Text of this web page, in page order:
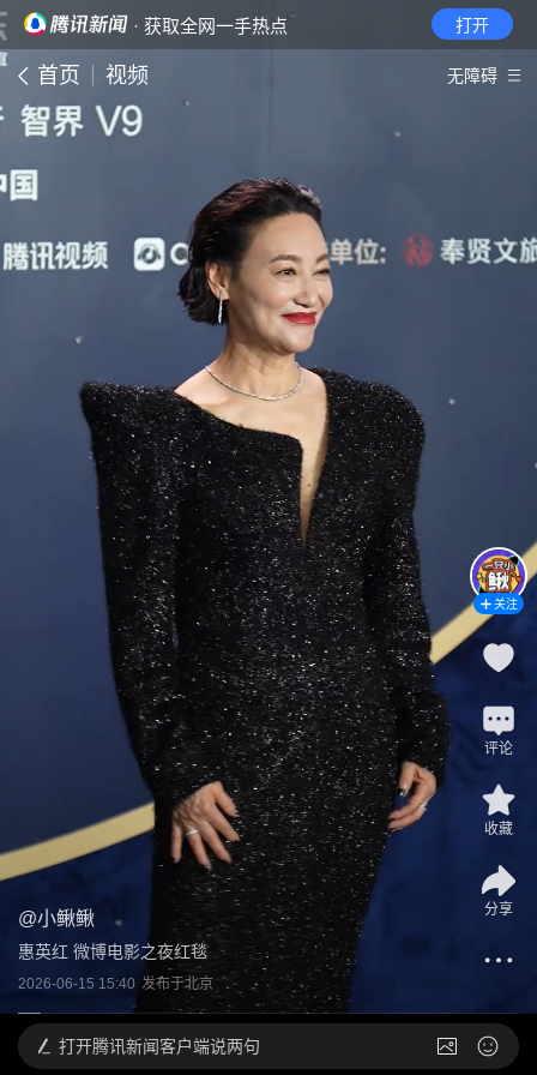
· 获取全网一手热点 打开
首页 视频 无障碍
@小鳅鳅
惠英红 微博电影之夜红毯
2026-06-15 15:40 发布于北京
关注
评论
收藏
分享
打开腾讯新闻客户端说两句